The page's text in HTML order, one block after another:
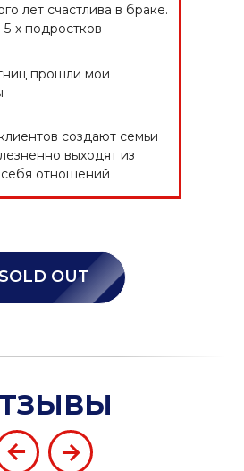
лет счастлива в браке.
5-х подростков
создают семьи
выходят из
отношений
прошли мои
OUT